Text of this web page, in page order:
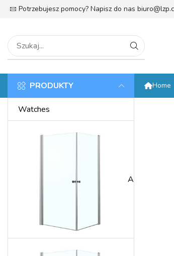
Potrzebujesz pomocy? Napisz do nas
PRODUKTY
Watches
Anniversary
Home